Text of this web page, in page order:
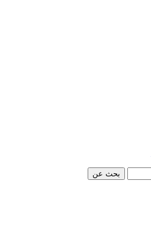
بحث عن